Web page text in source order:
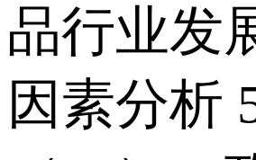
品行业发
因素分析